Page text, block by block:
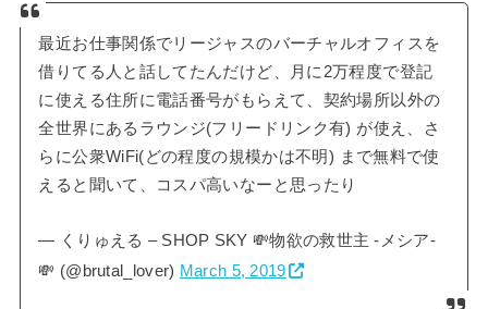
最近お仕事関係でリージャスのバーチャルオフィスを
借りてる人と話してたんだけど、月に2万程度で登記
に使える住所に電話番号がもらえて、契約場所以外の
全世界にあるラウンジ(フリードリンク有) が使え、さ
らに公衆WiFi(どの程度の規模かは不明) まで無料で使
えると聞いて、コスパ高いなーと思ったり
— くりゅえる – SHOP SKY 💸物欲の救世主 -メシア-
💸 (@brutal_lover) March 5, 2019